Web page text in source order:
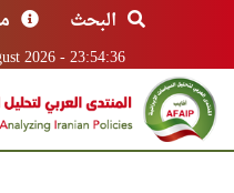
البحث
2026 - 23:54:36